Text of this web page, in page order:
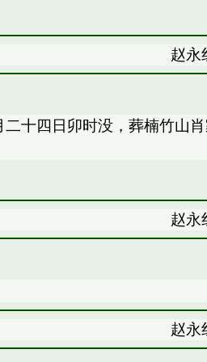
赵永
十四日卯时没，葬楠竹山
赵永
赵永